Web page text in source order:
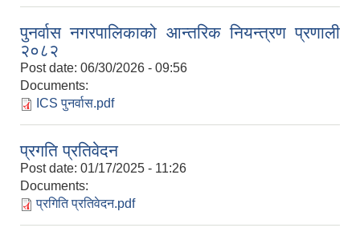
पुनर्वास नगरपालिकाको आन्तरिक नियन्त्रण प्रणाली
२०८२
Post date: 06/30/2026 - 09:56
Documents:
ICS पुनर्वास.pdf
प्रगति प्रतिवेदन
Post date: 01/17/2025 - 11:26
Documents:
प्रगिति प्रतिवेदन.pdf